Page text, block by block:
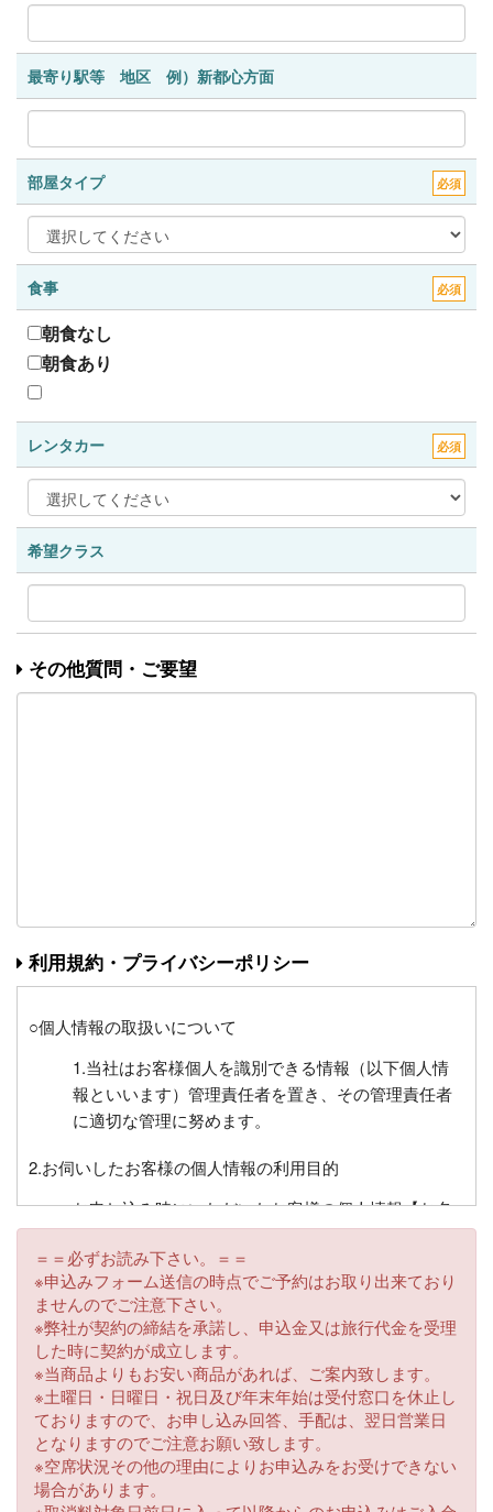
最寄り駅等 地区 例）新都心方面
部屋タイプ 必須
食事 必須
朝食なし
朝食あり
レンタカー 必須
希望クラス
その他質問・ご要望
利用規約・プライバシーポリシー
○個人情報の取扱いについて
1.当社はお客様個人を識別できる情報（以下個人情
報といいます）管理責任者を置き、その管理責任者
に適切な管理に努めます。
2.お伺いしたお客様の個人情報の利用目的
お申し込み時にいただいたお客様の個人情報【お名
前、住所、電話番号、FAX番号、電子メールアドレ
ス、生年月日、緊急時の連絡先、年齢、チケット送
付先】等を必要に応じてお伺いさせていただくこと
があります。これらはお客様との連絡に利用させて
いただくほかお客様がお申込みいただいた旅行にお
いて運送・宿泊機関等又は業務委託先に目的に必要
な限度で提供するほか、チケット送付、お客様への
旅行の案内・払い戻し・キャンペーンプレゼント等
にもご利用させていただきます。また、同じ目的で
それ以外の事項についてもお伺いさせていただくこ
とがございます。
＝＝必ずお読み下さい。＝＝
※申込みフォーム送信の時点でご予約はお取り出来ており
ませんのでご注意下さい。
※弊社が契約の締結を承諾し、申込金又は旅行代金を受理
した時に契約が成立します。
※当商品よりもお安い商品があれば、ご案内致します。
※土曜日・日曜日・祝日及び年末年始は受付窓口を休止し
ておりますので、お申し込み回答、手配は、翌日営業日
となりますのでご注意お願い致します。
※空席状況その他の理由によりお申込みをお受けできない
場合があります。